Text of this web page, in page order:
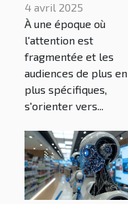
surveiller pour
cibler votre
audience en
2023
4 avril 2025
À une époque où
l'attention est
fragmentée et les
audiences de plus en
plus spécifiques,
s'orienter vers...